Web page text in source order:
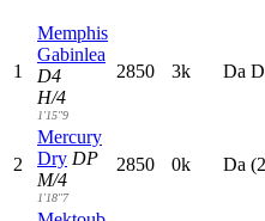
1
Memphis
Gabinlea
D4
H/4
1'15"9
2850 3k Da D
2
Mercury
Dry DP
M/4
1'18"7
2850 0k Da